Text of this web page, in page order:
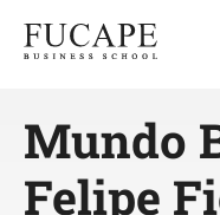
Mundo
Felipe